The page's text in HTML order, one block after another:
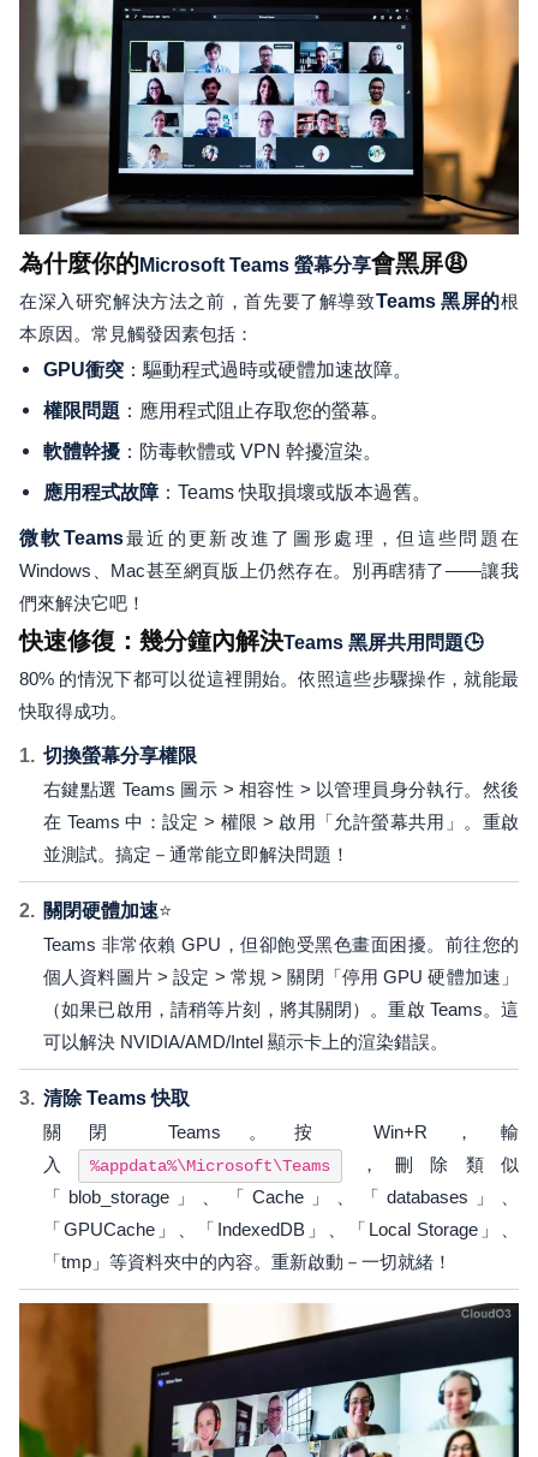
為什麼你的 Microsoft Teams 螢幕分享會黑屏😩
在深入研究解決方法之前，首先要了解導致Teams 黑屏的根
本原因。常見觸發因素包括：
GPU衝突 ：驅動程式過時或硬體加速故障。
權限問題 ：應用程式阻止存取您的螢幕。
軟體幹擾 ：防毒軟體或 VPN 幹擾渲染。
應用程式故障：Teams 快取損壞或版本過舊。
微軟Teams最近的更新改進了圖形處理，但這些問題在
Windows、Mac甚至網頁版上仍然存在。別再瞎猜了——讓我
們來解決它吧！
快速修復：幾分鐘內解決Teams 黑屏共用問題🕒
80% 的情況下都可以從這裡開始。依照這些步驟操作，就能最
快取得成功。
切換螢幕分享權限
右鍵點選 Teams 圖示 > 相容性 > 以管理員身分執行。然後
在 Teams 中：設定 > 權限 > 啟用「允許螢幕共用」。重啟
並測試。搞定－通常能立即解決問題！
關閉硬體加速⭐
Teams 非常依賴 GPU，但卻飽受黑色畫面困擾。前往您的
個人資料圖片 > 設定 > 常規 > 關閉「停用 GPU 硬體加速」
（如果已啟用，請稍等片刻，將其關閉）。重啟 Teams。這
可以解決 NVIDIA/AMD/Intel 顯示卡上的渲染錯誤。
清除 Teams 快取
關閉 Teams。按 Win+R，輸
入
%appdata%\Microsoft\Teams
，刪除類似
「blob_storage」、「Cache」、「databases」、
「GPUCache」、「IndexedDB」、「Local Storage」、
「tmp」等資料夾中的內容。重新啟動－一切就緒！